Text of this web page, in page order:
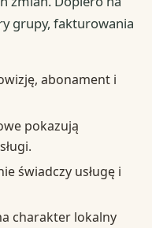
grupy, fakturowania
abonament i
pokazują
świadczy usługę i
charakter lokalny